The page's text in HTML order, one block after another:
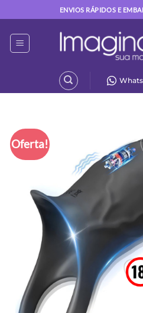
to
content
ENVIOS RÁPIDOS E
Oferta!